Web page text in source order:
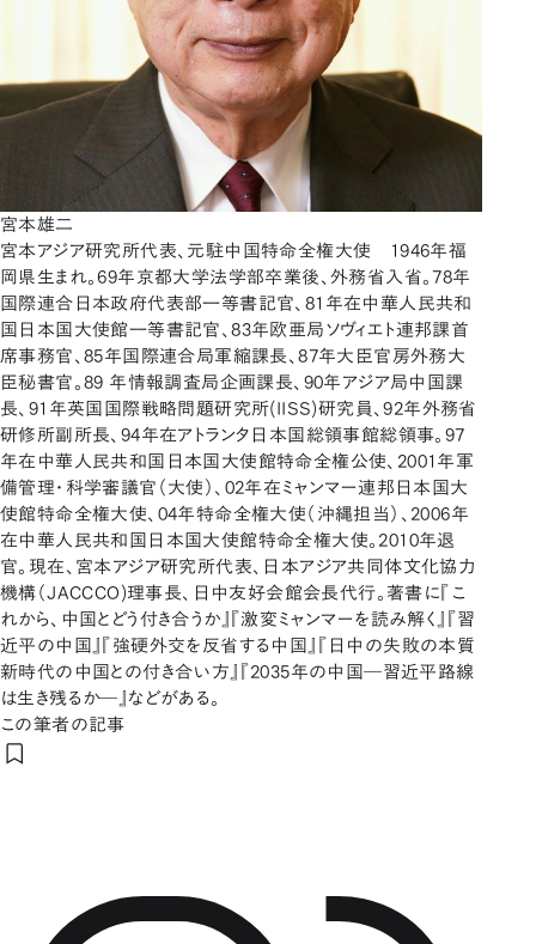
宮本雄二
宮本アジア研究所代表、元駐中国特命全権大使 1946年福
岡県生まれ。69年京都大学法学部卒業後、外務省入省。78年
国際連合日本政府代表部一等書記官、81年在中華人民共和
国日本国大使館一等書記官、83年欧亜局ソヴィエト連邦課首
席事務官、85年国際連合局軍縮課長、87年大臣官房外務大
臣秘書官。89 年情報調査局企画課長、90年アジア局中国課
長、91年英国国際戦略問題研究所(IISS)研究員、92年外務省
研修所副所長、94年在アトランタ日本国総領事館総領事。97
年在中華人民共和国日本国大使館特命全権公使、2001年軍
備管理・科学審議官（大使）、02年在ミャンマー連邦日本国大
使館特命全権大使、04年特命全権大使（沖縄担当）、2006年
在中華人民共和国日本国大使館特命全権大使。2010年退
官。現在、宮本アジア研究所代表、日本アジア共同体文化協力
機構（JACCCO)理事長、日中友好会館会長代行。著書に『こ
れから、中国とどう付き合うか』『激変ミャンマーを読み解く』『習
近平の中国』『強硬外交を反省する中国』『日中の失敗の本質
新時代の中国との付き合い方』『2035年の中国―習近平路線
は生き残るか―』などがある。
この筆者の記事